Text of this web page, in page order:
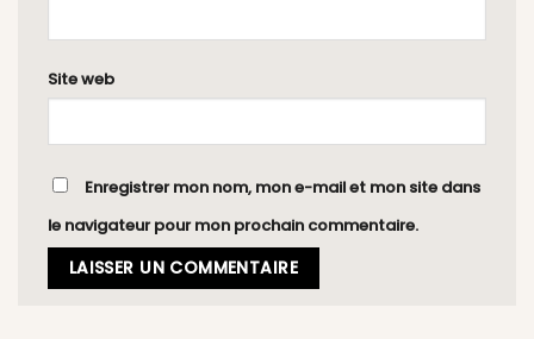
Site web
Enregistrer mon nom, mon e-mail et mon site dans
le navigateur pour mon prochain commentaire.